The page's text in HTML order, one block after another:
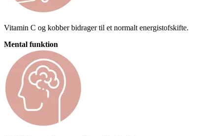
Vitamin C og kobber bidrager til et normalt energistofskifte.
Mental funktion